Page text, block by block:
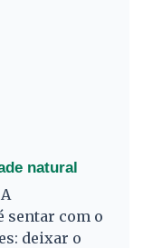
natural
sentar com o
deixar o